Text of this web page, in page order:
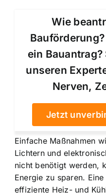
Wie
ein
unseren
Nerven,
Jetzt
Einfache Maßnahmen
Lichtern und
nicht benötigt werden,
Energie zu sparen.
effiziente Heiz- und